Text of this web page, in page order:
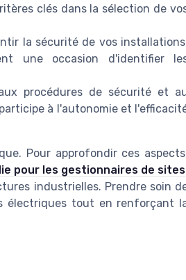
clés dans la sélection de
la sécurité de vos
une occasion d'identifier
procédures de sécurité et
à l'autonomie et
Pour approfondir ces
pour les gestionnaires de sites
industrielles. Prendre soin
électriques tout en renforçant